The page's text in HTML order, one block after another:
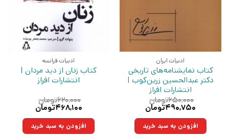
ادبیات ایران
کتاب نمایشنامه‌های تاریخی
دکتر عبدالحسین زرین‌کوب |
انتشارات افراز
۶۵۰,۰۰۰تومان
قیمت
۶۵۰,۰۰۰تومان
بود.
۴۹۰,۷۵۰تومان
۴۹۰,۷۵۰تومان.افزودن به سبد خرید
ادبیات فرانسه
کتاب زنان از دید مردان |
انتشارات افراز
۶۲۰,۰۰۰تومان
قیمت
۶۲۰,۰۰۰تومان
بود.
۴۶۸,۱۰۰تومان
۴۶۸,۱۰۰تومان.افزودن به سبد خرید